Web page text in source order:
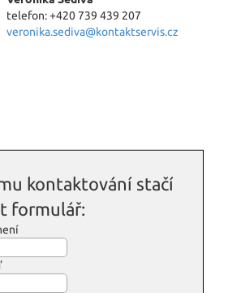
telefon: +420 739 439 207
veronika.sediva@kontaktservis.cz
kontaktování stačí
formulář: